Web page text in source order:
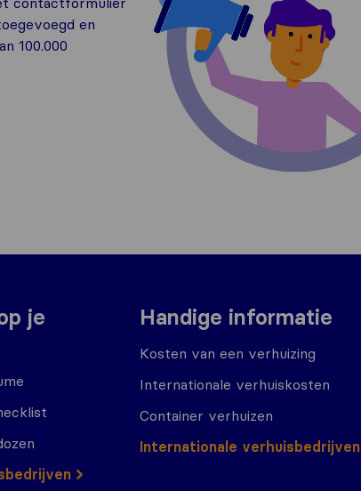
en
100.000
je
Handige informatie
Kosten van een verhuizing
Internationale verhuiskosten
Container verhuizen
Internationale verhuisbedrijven